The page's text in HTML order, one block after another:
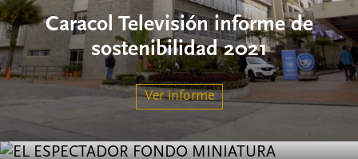
Caracol Televisión informe de
sostenibilidad 2021
Ver informe
El Espectador informe de
sostenibilidad 2021